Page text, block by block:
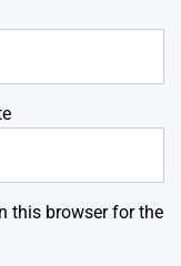
this browser for the